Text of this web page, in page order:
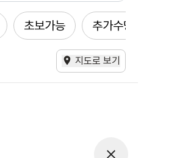
초보가능 추가수당
지도로 보기